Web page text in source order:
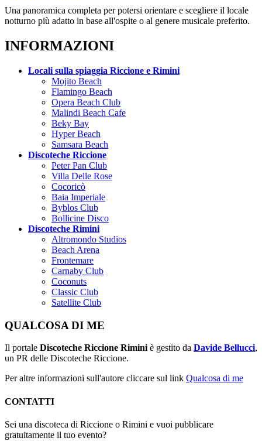
Una panoramica completa per potersi orientare e scegliere il locale
notturno più adatto in base all'ospite o al genere musicale preferito.
INFORMAZIONI
Locali sulla spiaggia Riccione e Rimini
Mojito Beach
Flamingo Beach
Opera Beach Club
Malindi Beach Cafe
Beky Bay
Hyper Beach
Samsara Beach
Discoteche Riccione
Peter Pan Club
Villa Delle Rose
Cocoricò
Baia Imperiale
Byblos Club
Bollicine Disco
Discoteche Rimini
Altromondo Studios
Beach Arena
Frontemare
Carnaby Club
Coconuts
Classic Club
Satellite Club
QUALCOSA DI ME
Il portale Discoteche Riccione Rimini è gestito da Davide Bellucci,
un PR delle Discoteche Riccione.
Per altre informazioni sull'autore cliccare sul link Qualcosa di me
CONTATTI
Sei una discoteca di Riccione o Rimini e vuoi pubblicare
gratuitamente il tuo evento?